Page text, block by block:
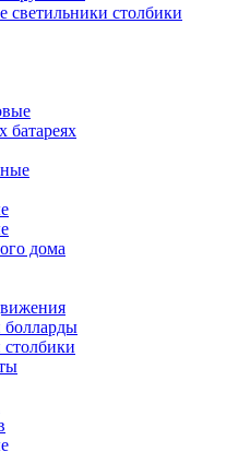
столбики
батареях
дома
болларды